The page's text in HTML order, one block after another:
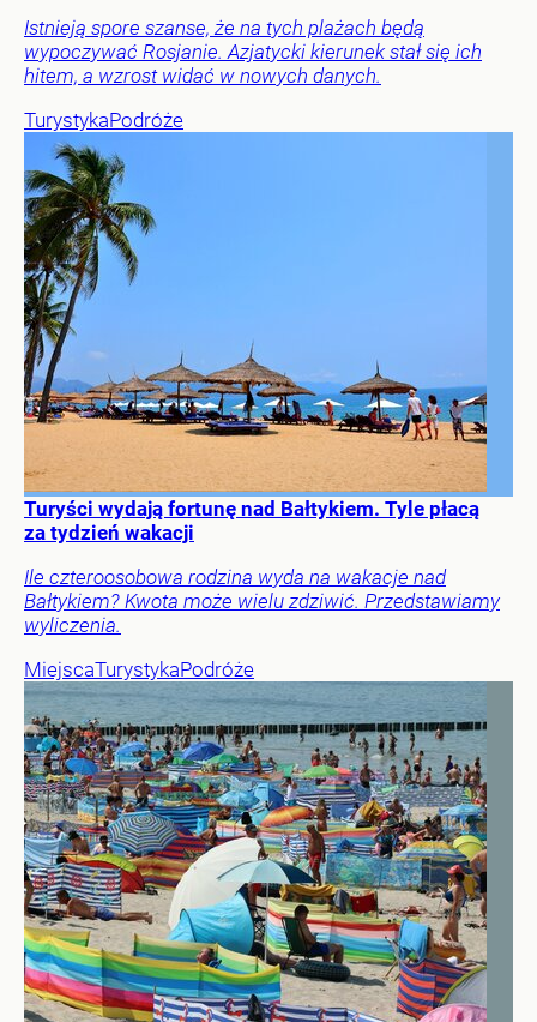
Istnieją spore szanse, że na tych plażach będą
wypoczywać Rosjanie. Azjatycki kierunek stał się ich
hitem, a wzrost widać w nowych danych.
TurystykaPodróże
Turyści wydają fortunę nad Bałtykiem. Tyle płacą
za tydzień wakacji
Ile czteroosobowa rodzina wyda na wakacje nad
Bałtykiem? Kwota może wielu zdziwić. Przedstawiamy
wyliczenia.
MiejscaTurystykaPodróże